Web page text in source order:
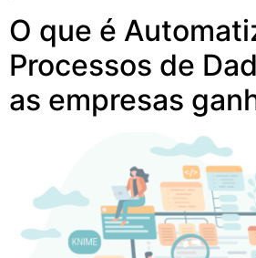
O que é
Processos de
as empresas